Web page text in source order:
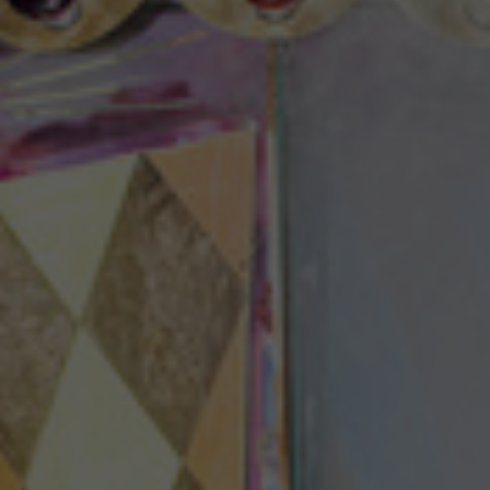
Spielstätten
Spielzeitheft